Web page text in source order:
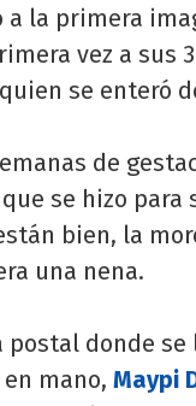
a la primera
vez a sus
se enteró
de
se hizo
bien, la
una nena.
postal donde
mano, Maypi